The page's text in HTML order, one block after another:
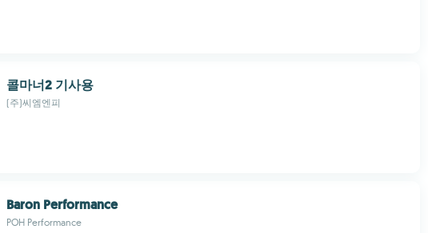
콜마너2 기사용
(주)씨엠엔피
Baron Performance
POH Performance